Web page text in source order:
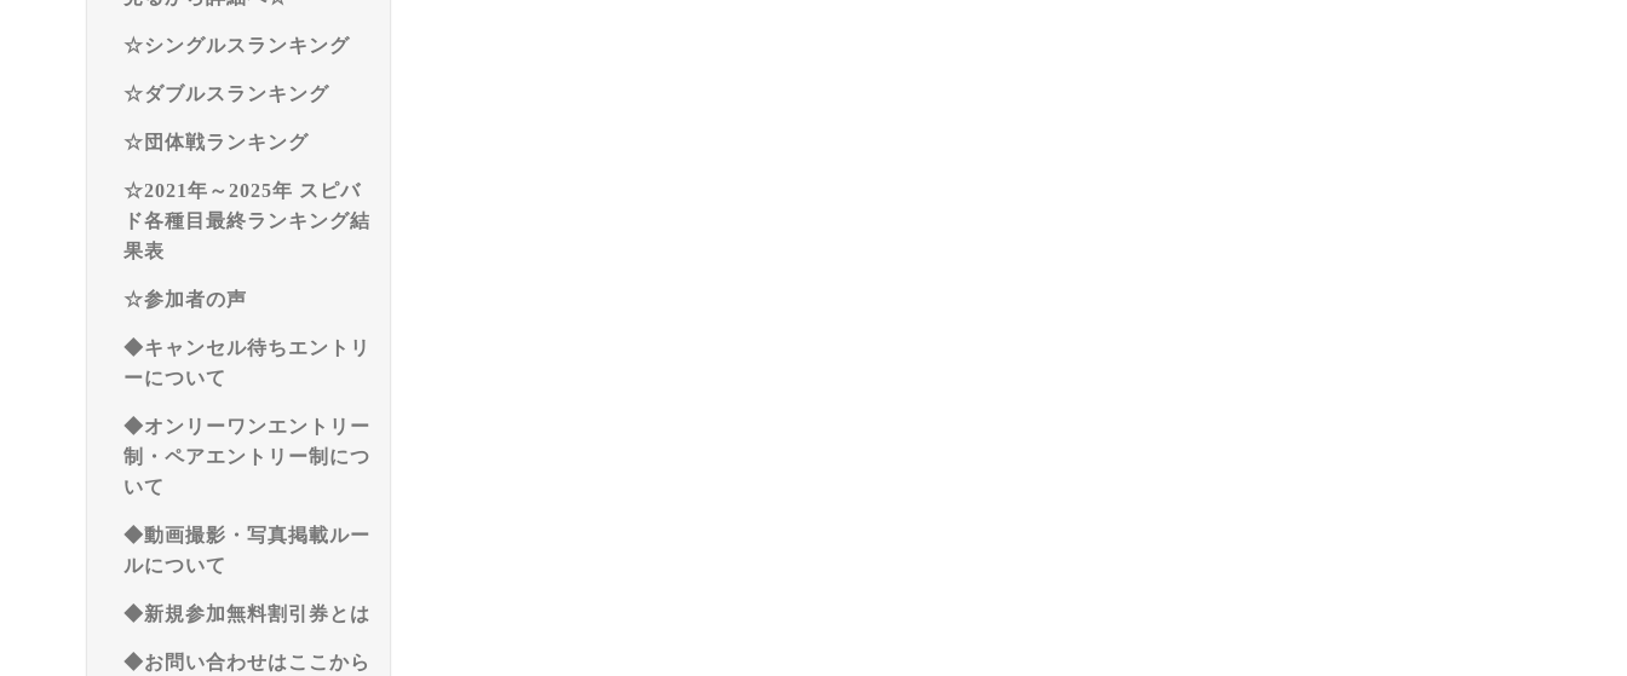
☆シングルスランキング
☆ダブルスランキング
☆団体戦ランキング
☆2021年～2025年 スピバ
ド各種目最終ランキング結
果表
☆参加者の声
◆キャンセル待ちエントリ
ーについて
◆オンリーワンエントリー
制・ペアエントリー制につ
いて
◆動画撮影・写真掲載ルー
ルについて
◆新規参加無料割引券とは
◆お問い合わせはここから